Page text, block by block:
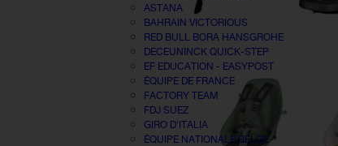
ASTANA
BAHRAIN VICTORIOUS
RED BULL BORA HANSGROHE
DECEUNINCK QUICK-STEP
EF EDUCATION - EASYPOST
ÉQUIPE DE FRANCE
FACTORY TEAM
FDJ SUEZ
GIRO D'ITALIA
ÉQUIPE NATIONALE BELGE